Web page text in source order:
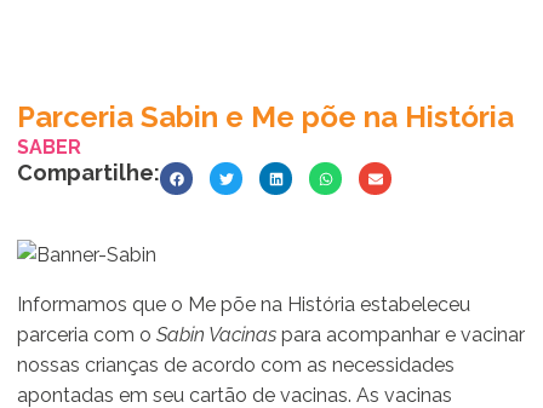
Parceria Sabin e Me põe na História
SABER
Compartilhe:
Informamos que o Me põe na História estabeleceu
parceria com o Sabin Vacinas para acompanhar e vacinar
nossas crianças de acordo com as necessidades
apontadas em seu cartão de vacinas. As vacinas